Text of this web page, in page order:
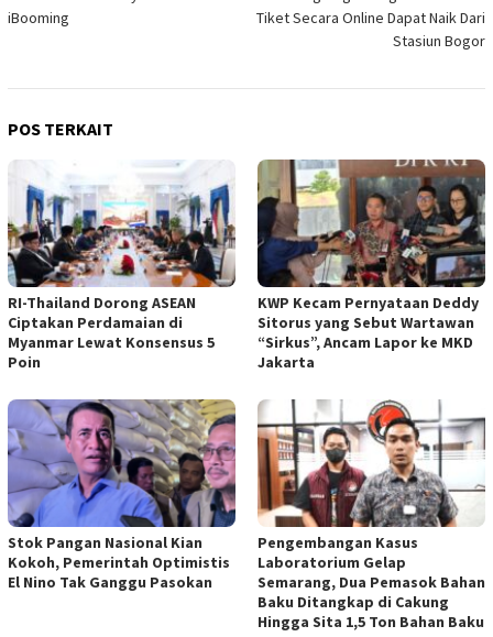
iBooming
Tiket Secara Online Dapat Naik Dari
Stasiun Bogor
POS TERKAIT
RI-Thailand Dorong ASEAN
Ciptakan Perdamaian di
Myanmar Lewat Konsensus 5
Poin
KWP Kecam Pernyataan Deddy
Sitorus yang Sebut Wartawan
“Sirkus”, Ancam Lapor ke MKD
Jakarta
Stok Pangan Nasional Kian
Kokoh, Pemerintah Optimistis
El Nino Tak Ganggu Pasokan
Pengembangan Kasus
Laboratorium Gelap
Semarang, Dua Pemasok Bahan
Baku Ditangkap di Cakung
Hingga Sita 1,5 Ton Bahan Baku